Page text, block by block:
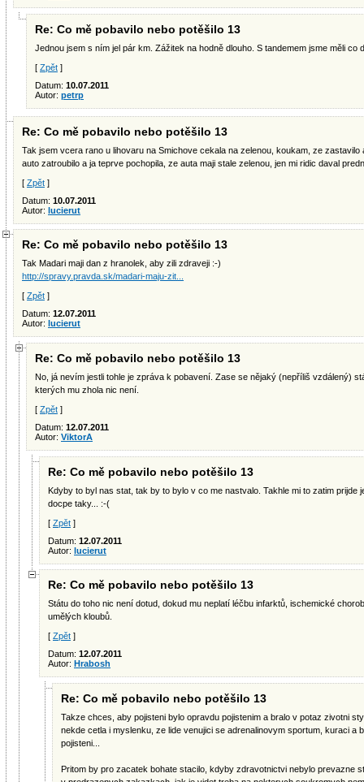
Re: Co mě pobavilo nebo potěšilo 13
Jednou jsem s ním jel pár km. Zážitek na hodně dlouho. S tandemem jsme měli co
[ Zpět ]
Datum: 10.07.2011
Autor: petrp
Re: Co mě pobavilo nebo potěšilo 13
Tak jsem vcera rano u lihovaru na Smichove cekala na zelenou, koukam, ze zastavilo
auto zatroubilo a ja teprve pochopila, ze auta maji stale zelenou, jen mi ridic daval
[ Zpět ]
Datum: 10.07.2011
Autor: lucierut
Re: Co mě pobavilo nebo potěšilo 13
Tak Madari maji dan z hranolek, aby zili zdraveji :-)
http://spravy.pravda.sk/madari-maju-zit...
[ Zpět ]
Datum: 12.07.2011
Autor: lucierut
Re: Co mě pobavilo nebo potěšilo 13
No, já nevím jestli tohle je zpráva k pobavení. Zase se nějaký (nepříliš vzdálený)
kterých mu zhola nic není.
[ Zpět ]
Datum: 12.07.2011
Autor: ViktorA
Re: Co mě pobavilo nebo potěšilo 13
Kdyby to byl nas stat, tak by to bylo v co me nastvalo. Takhle mi to zatim prijde
docpe taky... :-(
[ Zpět ]
Datum: 12.07.2011
Autor: lucierut
Re: Co mě pobavilo nebo potěšilo 13
Státu do toho nic není dotud, dokud mu neplatí léčbu infarktů, ischemické
umělých kloubů.
[ Zpět ]
Datum: 12.07.2011
Autor: Hrabosh
Re: Co mě pobavilo nebo potěšilo 13
Takze chces, aby pojisteni bylo opravdu pojistenim a bralo v potaz zivotni
nekde cetla i myslenku, ze lide venujici se adrenalinovym sportum, kuraci a
pojisteni...
Pritom by pro zacatek bohate stacilo, kdyby zdravotnictvi nebylo prevazne